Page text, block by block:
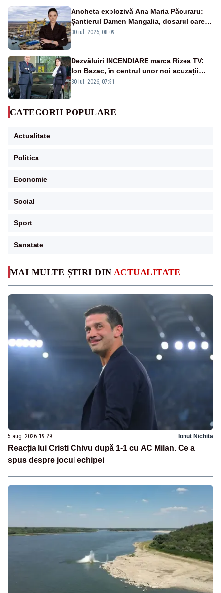
MAI MULTE ȘTIRI DIN ACTUALITATE
5 aug. 2026, 19:29 Ionuț Nichita
Reacția lui Cristi Chivu după 1-1 cu AC Milan. Ce a
spus despre jocul echipei
Ancheta explozivă Ana Maria Păcuraru:
Șantierul Damen Mangalia, dosarul care
scufundă apărarea României
30 iul. 2026, 08:09
Dezvăluiri INCENDIARE marca Rizea TV:
Ion Bazac, în centrul unor noi acuzații
publice
30 iul. 2026, 07:51
CATEGORII POPULARE
Actualitate
Politica
Economie
Social
Sport
Sanatate